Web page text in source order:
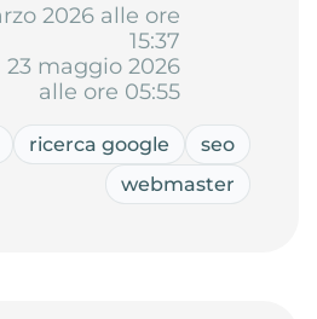
2026 alle ore
15:37
maggio 2026
alle ore 05:55
ricerca google
seo
webmaster